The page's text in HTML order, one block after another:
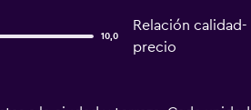
10,0
Relación calidad-
precio